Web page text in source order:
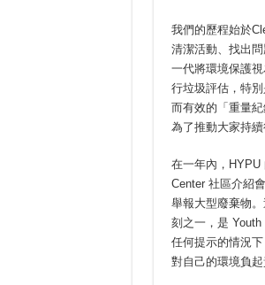
我們的歷程始於
清潔活動、找出
一代將環境保護
行垃圾評估，特
而有效的「重量
為了推動大家持續
在一年內，HYPU
Center 社區介紹
舉報大型廢棄物
刻之一，是
任何提示的情況
對自己的環境負起